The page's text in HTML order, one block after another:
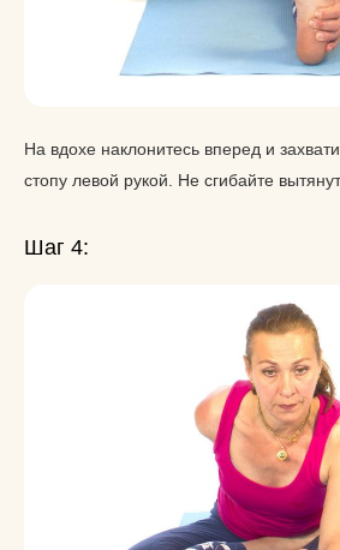
На вдохе наклонитесь вперед и
стопу левой рукой. Не сгибайте
Шаг 4: